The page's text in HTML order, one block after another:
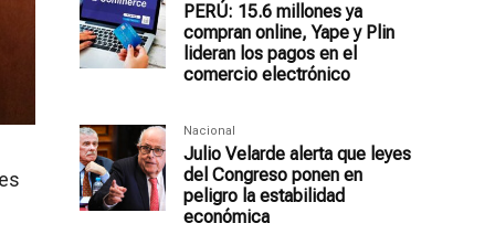
PERÚ: 15.6 millones ya
compran online, Yape y Plin
lideran los pagos en el
comercio electrónico
Nacional
Julio Velarde alerta que leyes
del Congreso ponen en
peligro la estabilidad
económica